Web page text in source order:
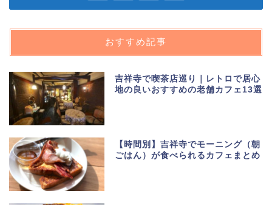
おすすめ記事
吉祥寺で喫茶店巡り｜レトロで居心
地の良いおすすめの老舗カフェ13選
【時間別】吉祥寺でモーニング（朝
ごはん）が食べられるカフェまとめ